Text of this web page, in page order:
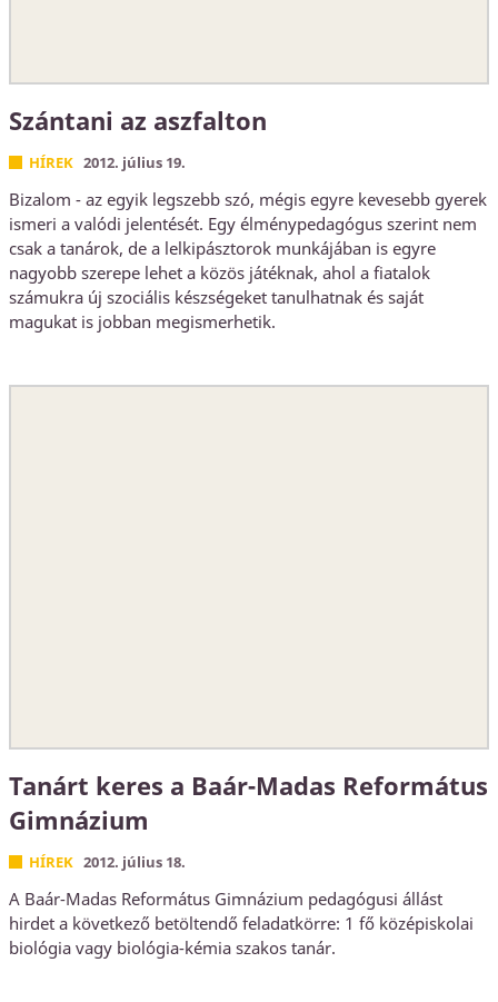
Szántani az aszfalton
HÍREK 2012. július 19.
Bizalom - az egyik legszebb szó, mégis egyre kevesebb gyerek
ismeri a valódi jelentését. Egy élménypedagógus szerint nem
csak a tanárok, de a lelkipásztorok munkájában is egyre
nagyobb szerepe lehet a közös játéknak, ahol a fiatalok
számukra új szociális készségeket tanulhatnak és saját
magukat is jobban megismerhetik.
Tanárt keres a Baár-Madas Református
Gimnázium
HÍREK 2012. július 18.
A Baár-Madas Református Gimnázium pedagógusi állást
hirdet a következő betöltendő feladatkörre: 1 fő középiskolai
biológia vagy biológia-kémia szakos tanár.